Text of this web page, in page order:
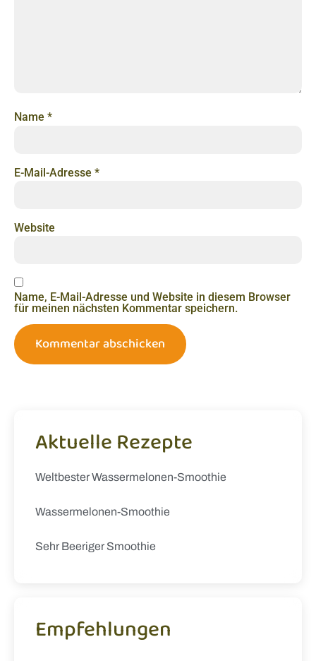
Name *
E-Mail-Adresse *
Website
Name, E-Mail-Adresse und Website in diesem Browser
für meinen nächsten Kommentar speichern.
Aktuelle Rezepte
Weltbester Wassermelonen-Smoothie
Wassermelonen-Smoothie
Sehr Beeriger Smoothie
Empfehlungen